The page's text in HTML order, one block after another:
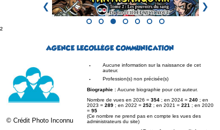
❮ ❯
²
AGENCE LECOLLÈGE COMMUNICATION
© Crédit Photo Inconnu
Aucune information sur la naissance de cet
auteur.
Profession(s) non précisée(s)
Biographie : Aucune biographie pour cet auteur.
Nombre de vues en 2026 = 354 ; en 2024 = 240 ; en
2023 = 289 ; en 2022 = 252 ; en 2021 = 221 ; en 2020
= 95
(Ce nombre ne prend pas en compte les vues des
administrateurs du site)